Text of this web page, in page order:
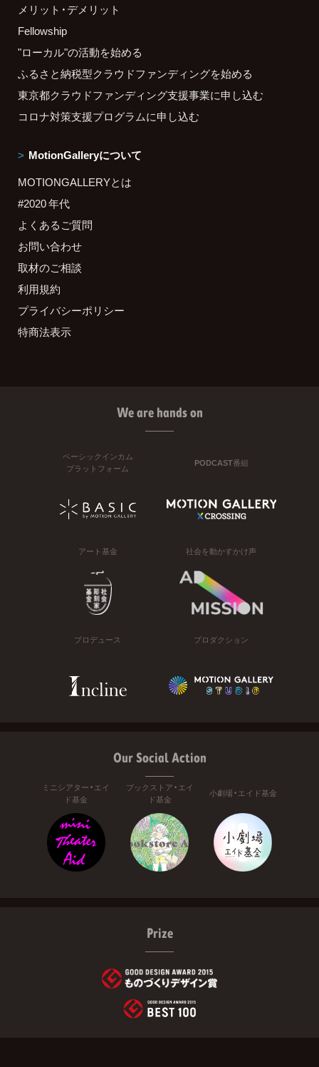
メリット・デメリット
Fellowship
"ローカル"の活動を始める
ふるさと納税型クラウドファンディングを始める
東京都クラウドファンディング支援事業に申し込む
コロナ対策支援プログラムに申し込む
MotionGalleryについて
MOTIONGALLERYとは
#2020 年代
よくあるご質問
お問い合わせ
取材のご相談
利用規約
プライバシーポリシー
特商法表示
We are hands on
ベーシックインカム
プラットフォーム
PODCAST番組
アート基金 社会を動かすかけ声
プロデュース プロダクション
Our Social Action
ミニシアター・エイ
ド基金
ブックストア・エイ
ド基金
小劇場・エイド基金
Prize